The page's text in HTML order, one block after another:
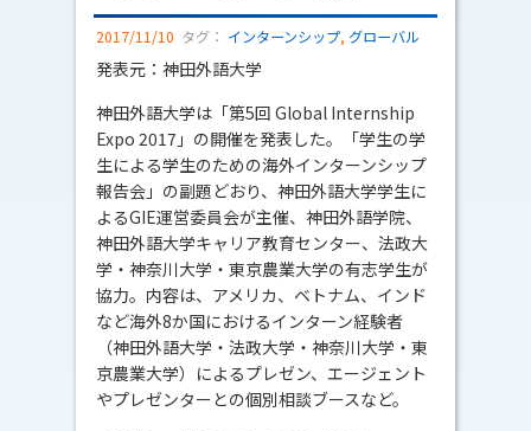
2017/11/10 タグ： インターンシップ, グローバル
発表元：神田外語大学
神田外語大学は「第5回 Global Internship
Expo 2017」の開催を発表した。「学生の学
生による学生のための海外インターンシップ
報告会」の副題どおり、神田外語大学学生に
よるGIE運営委員会が主催、神田外語学院、
神田外語大学キャリア教育センター、法政大
学・神奈川大学・東京農業大学の有志学生が
協力。内容は、アメリカ、ベトナム、インド
など海外8か国におけるインターン経験者
（神田外語大学・法政大学・神奈川大学・東
京農業大学）によるプレゼン、エージェント
やプレゼンターとの個別相談ブースなど。